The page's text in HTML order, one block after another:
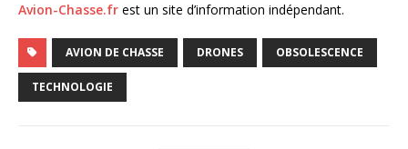
Avion-Chasse.fr est un site d’information indépendant.
AVION DE CHASSE DRONES OBSOLESCENCE
TECHNOLOGIE